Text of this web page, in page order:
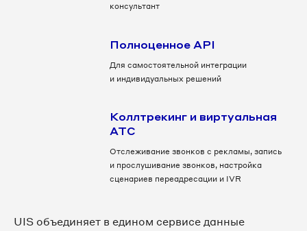
консультант
Полноценное API
Для самостоятельной интеграции
и индивидуальных решений
Коллтрекинг и виртуальная
АТС
Отслеживание звонков с рекламы, запись
и прослушивание звонков, настройка
сценариев переадресации и IVR
UIS объединяет в едином сервисе данные